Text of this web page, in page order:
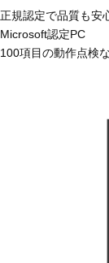
正規認定で品質も安
Microsoft認定PC
100項目の動作点検